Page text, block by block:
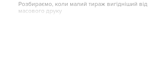
Розбираємо, коли малий тираж вигідніший від
масового друку